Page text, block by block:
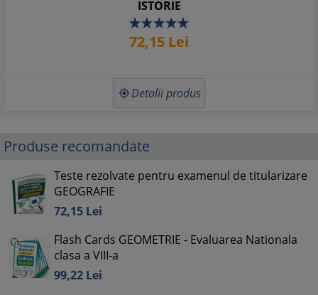
ISTORIE
72,15 Lei
 Detalii produs
Produse recomandate
Teste rezolvate pentru examenul de titularizare
GEOGRAFIE
72,15 Lei
Flash Cards GEOMETRIE - Evaluarea Nationala
clasa a VIII-a
99,22 Lei